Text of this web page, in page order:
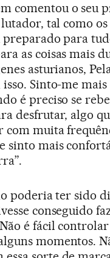
comentou o seu
tal como
preparado para
as coisas mais
asturianos,
Sinto-me mais
é preciso se
desfrutar, algo
com muita
sinto mais
poderia ter sido
conseguido
é fácil
momentos.